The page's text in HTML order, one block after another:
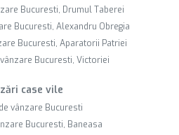
Bucuresti, Drumul Taberei
Bucuresti, Alexandru Obregia
Bucuresti, Aparatorii Patriei
Bucuresti, Victoriei
case vile
vânzare Bucuresti
Bucuresti, Baneasa